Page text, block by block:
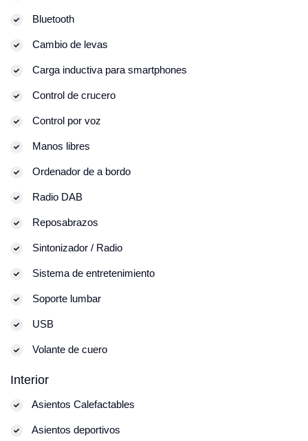
Bluetooth
Cambio de levas
Carga inductiva para smartphones
Control de crucero
Control por voz
Manos libres
Ordenador de a bordo
Radio DAB
Reposabrazos
Sintonizador / Radio
Sistema de entretenimiento
Soporte lumbar
USB
Volante de cuero
Interior
Asientos Calefactables
Asientos deportivos